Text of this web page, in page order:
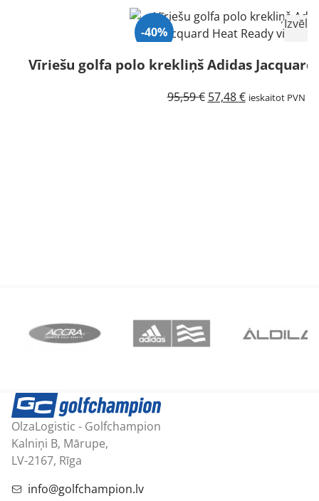
-40%
Vīriešu golfa polo krekliņš Adidas
95,59€ Original
57,48€Current
ieskaitot PVN
OlzaLogistic - Golfchampion
Kalniņi B, Mārupe,
LV-2167, Rīga
info@golfchampion.lv